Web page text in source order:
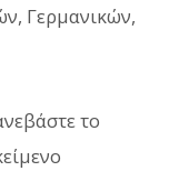
Γερμανικών,
το